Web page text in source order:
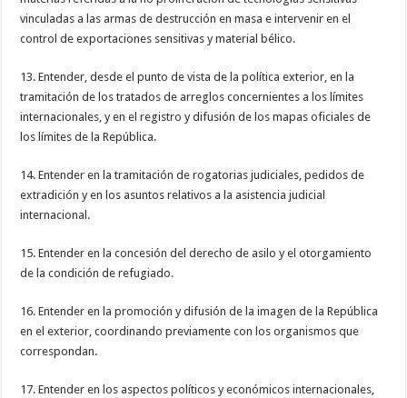
vinculadas a las armas de destrucción en masa e intervenir en el
control de exportaciones sensitivas y material bélico.
13. Entender, desde el punto de vista de la política exterior, en la
tramitación de los tratados de arreglos concernientes a los límites
internacionales, y en el registro y difusión de los mapas oficiales de
los límites de la República.
14. Entender en la tramitación de rogatorias judiciales, pedidos de
extradición y en los asuntos relativos a la asistencia judicial
internacional.
15. Entender en la concesión del derecho de asilo y el otorgamiento
de la condición de refugiado.
16. Entender en la promoción y difusión de la imagen de la República
en el exterior, coordinando previamente con los organismos que
correspondan.
17. Entender en los aspectos políticos y económicos internacionales,